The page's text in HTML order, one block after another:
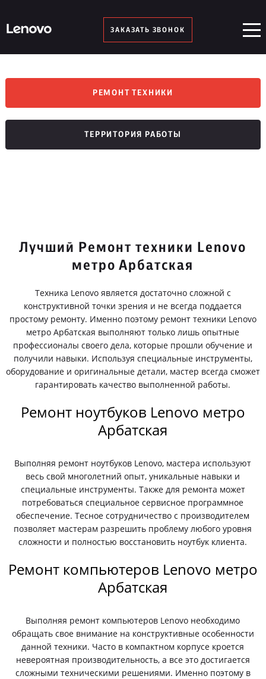
ЗАКАЗАТЬ ЗВОНОК
РЕМОНТ ТЕХНИКИ
ТЕРРИТОРИЯ РАБОТЫ
Лучший Ремонт техники Lenovo
метро Арбатская
Техника Lenovo является достаточно сложной с
конструктивной точки зрения и не всегда поддается
простому ремонту. Именно поэтому ремонт техники Lenovo
метро Арбатская выполняют только лишь опытные
профессионалы своего дела, которые прошли обучение и
получили навыки. Используя специальные инструменты,
оборудование и оригинальные детали, мастер всегда сможет
гарантировать качество выполненной работы.
Ремонт ноутбуков Lenovo метро
Арбатская
Выполняя ремонт ноутбуков Lenovo, мастера используют
весь свой многолетний опыт, уникальные навыки и
специальные инструменты. Также для ремонта может
потребоваться специальное сервисное программное
обеспечение. Тесное сотрудничество с производителем
позволяет мастерам разрешить проблему любого уровня
сложности и полностью восстановить ноутбук клиента.
Ремонт компьютеров Lenovo метро
Арбатская
Выполняя ремонт компьютеров Lenovo необходимо
обращать свое внимание на конструктивные особенности
данной техники. Часто в компактном корпусе кроется
невероятная производительность, а все это достигается
сложными техническими решениями. Именно поэтому в